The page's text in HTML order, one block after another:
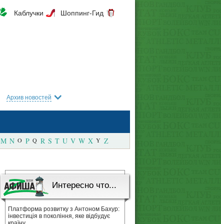
Каблучки Шоппинг-Гид
Архив новостей
M N O P Q R S T U V W X Y Z
Интересно что...
Платформа розвитку з Антоном Бахур:
інвестиція в покоління, яке відбудує